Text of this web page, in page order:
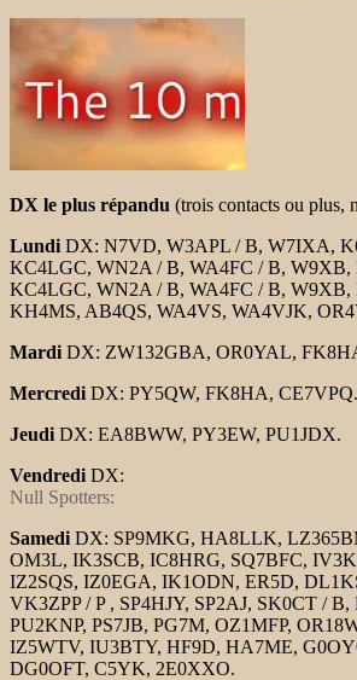
DX le plus répandu (trois contacts ou plus,
Lundi DX: N7VD, W3APL / B, W7IXA,
KC4LGC, WN2A / B, WA4FC / B, W9XB,
KC4LGC, WN2A / B, WA4FC / B, W9XB,
KH4MS, AB4QS, WA4VS, WA4VJK,
Mardi DX: ZW132GBA, OR0YAL,
Mercredi DX: PY5QW, FK8HA, CE7VPQ.
Jeudi DX: EA8BWW, PY3EW, PU1JDX.
Vendredi DX:
Null Spotters:
Samedi DX: SP9MKG, HA8LLK,
OM3L, IK3SCB, IC8HRG, SQ7BFC,
IZ2SQS, IZ0EGA, IK1ODN, ER5D,
VK3ZPP / P , SP4HJY, SP2AJ, SK0CT /
PU2KNP, PS7JB, PG7M, OZ1MFP,
IZ5WTV, IU3BTY, HF9D, HA7ME,
DG0OFT, C5YK, 2E0XXO.